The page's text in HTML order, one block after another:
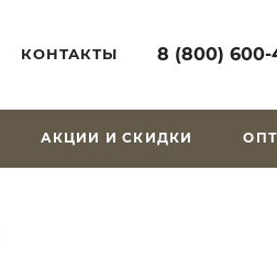
КОНТАКТЫ 8 (800) 600-
АКЦИИ И СКИДКИ